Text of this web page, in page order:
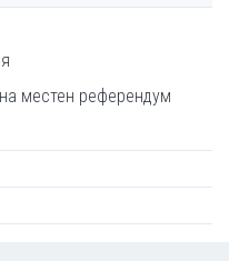
местен референдум